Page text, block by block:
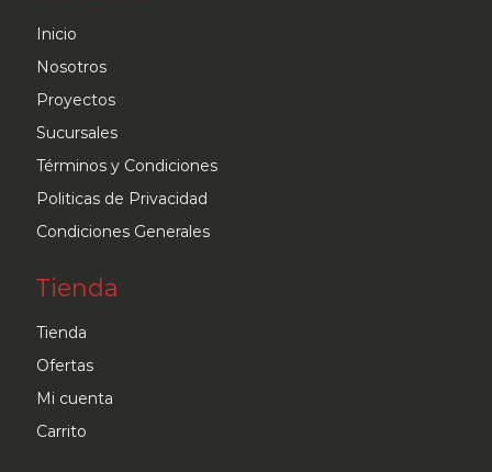
Inicio
Nosotros
Proyectos
Sucursales
Términos y Condiciones
Politicas de Privacidad
Condiciones Generales
Tienda
Tienda
Ofertas
Mi cuenta
Carrito